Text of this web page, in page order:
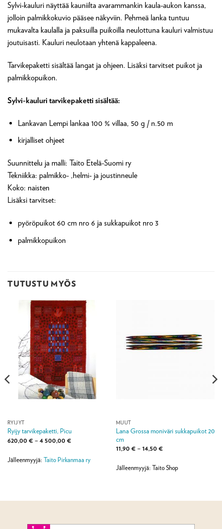
Sylvi-kauluri näyttää kauniilta avarammankin kaula-aukon kanssa,
jolloin palmikkokuvio pääsee näkyviin. Pehmeä lanka tuntuu
mukavalta kaulalla ja paksuilla puikoilla neulottuna kauluri valmistuu
joutuisasti. Kauluri neulotaan yhtenä kappaleena.
Tarvikepaketti sisältää langat ja ohjeen. Lisäksi tarvitset puikot ja
palmikkopuikon.
Sylvi-kauluri tarvikepaketti sisältää:
Lankavan Lempi lankaa 100 % villaa, 50 g / n.50 m
kirjalliset ohjeet
Suunnittelu ja malli: Taito Etelä-Suomi ry
Tekniikka: palmikko- ,helmi- ja joustinneule
Koko: naisten
Lisäksi tarvitset:
pyöröpuikot 60 cm nro 6 ja sukkapuikot nro 3
palmikkopuikon
TUTUSTU MYÖS
RYIJYT
Ryijy tarvikepaketti, Picu
620,00 € – 4 500,00 €Hintaluokka:
4
500,00 €
Jälleenmyyjä: Taito Pirkanmaa ry
MUUT
Lana Grossa moniväri sukkapuikot 20
cm
11,90 € – 14,50 €Hintaluokka:
14,50 €
Jälleenmyyjä: Taito Shop